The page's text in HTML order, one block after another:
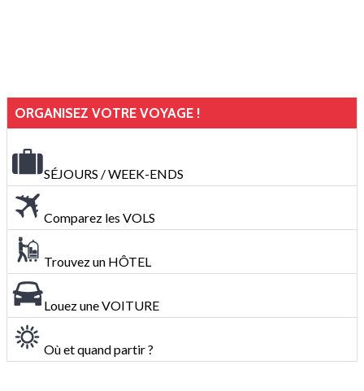
ORGANISEZ VOTRE VOYAGE !
SÉJOURS / WEEK-ENDS
Comparez les VOLS
Trouvez un HÔTEL
Louez une VOITURE
Où et quand partir ?